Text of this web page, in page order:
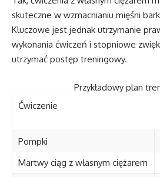
skuteczne w wzmacnianiu mięśni
Kluczowe jest jednak utrzymanie
wykonania ćwiczeń i stopniowe
utrzymać postęp treningowy.
Przykładowy plan
Ćwiczenie
Pompki
Martwy ciąg z własnym ciężarem